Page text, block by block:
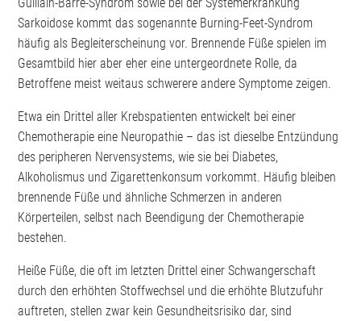
Guillain-Barré-Syndrom sowie bei der Systemerkrankung
Sarkoidose kommt das sogenannte Burning-Feet-Syndrom
häufig als Begleiterscheinung vor. Brennende Füße spielen im
Gesamtbild hier aber eher eine untergeordnete Rolle, da
Betroffene meist weitaus schwerere andere Symptome zeigen.
Etwa ein Drittel aller Krebspatienten entwickelt bei einer
Chemotherapie eine Neuropathie – das ist dieselbe Entzündung
des peripheren Nervensystems, wie sie bei Diabetes,
Alkoholismus und Zigarettenkonsum vorkommt. Häufig bleiben
brennende Füße und ähnliche Schmerzen in anderen
Körperteilen, selbst nach Beendigung der Chemotherapie
bestehen.
Heiße Füße, die oft im letzten Drittel einer Schwangerschaft
durch den erhöhten Stoffwechsel und die erhöhte Blutzufuhr
auftreten, stellen zwar kein Gesundheitsrisiko dar, sind